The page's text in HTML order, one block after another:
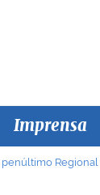
Imprensa